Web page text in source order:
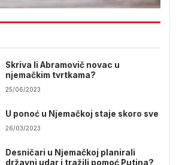
Skriva li Abramovič novac u
njemačkim tvrtkama?
25/06/2023
U ponoć u Njemačkoj staje skoro sve
26/03/2023
Desničari u Njemačkoj planirali
državni udar i tražili pomoć Putina?